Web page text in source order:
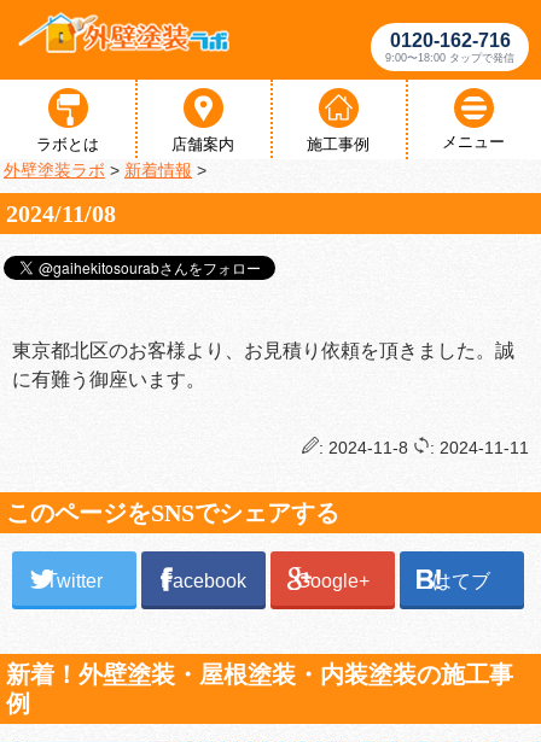
0120-162-716
9:00〜18:00 タップで発信
ラボとは 店舗案内 施工事例 メニュー
外壁塗装ラボ > 新着情報 >
2024/11/08
東京都北区のお客様より、お見積り依頼を頂きました。誠
に有難う御座います。
: 2024-11-8 : 2024-11-11
このページをSNSでシェアする
Twitter Facebook Google+ はてブ
新着！外壁塗装・屋根塗装・内装塗装の施工事
例